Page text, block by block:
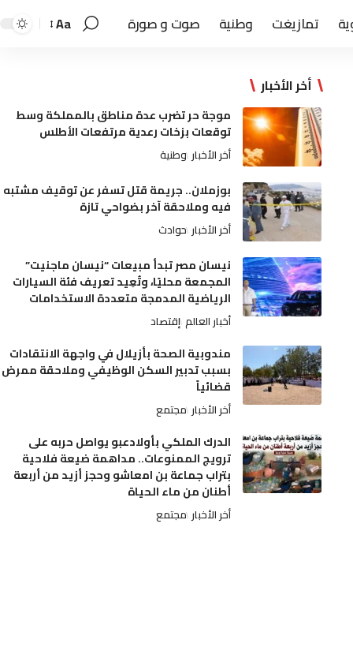
تمازيغت وطنية صوت و صورة Aa
أخر الأخبار
موجة حر تضرب عدة مناطق بالمملكة وسط
توقعات بزخات رعدية مرتفعات الأطلس
أخر الأخبار وطنية
بوزملان.. جريمة قتل تسفر عن توقيف مشتبه
فيه وملاحقة آخر بضواحي تازة
أخر الأخبار حوادث
نيسان مصر تبدأ مبيعات “نيسان ماجنيت”
المجمعة محليًا، وتُعِيد تعريف فئة السيارات
الرياضية المدمجة متعددة الاستخدامات
أخبار العالم إقتصاد
مندوبية الصحة بأزيلال في واجهة الانتقادات
بسبب تدبير السكن الوظيفي وملاحقة ممرض
قضائياً
أخر الأخبار مجتمع
الدرك الملكي بأولادعبو يواصل حربه على
ترويج الممنوعات.. مداهمة ضيعة فلاحية
بتراب جماعة بن امعاشو وحجز أزيد من أربعة
أطنان من ماء الحياة
أخر الأخبار مجتمع